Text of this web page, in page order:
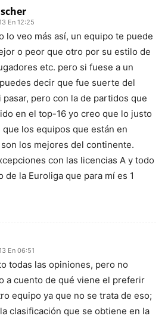
En 12:25
lo veo más así, un equipo te puede
o peor que otro por su estilo de
etc. pero si fuese a un
decir que fue suerte del
pasar, pero con la de partidos que
en el top-16 yo creo que lo justo
que los equipos que están en
los mejores del continente.
con las licencias A y todo
de la Euroliga que para mí es 1
En 06:51
todas las opiniones, pero no
a cuento de qué viene el preferir
equipo ya que no se trata de eso;
clasificación que se obtiene en la